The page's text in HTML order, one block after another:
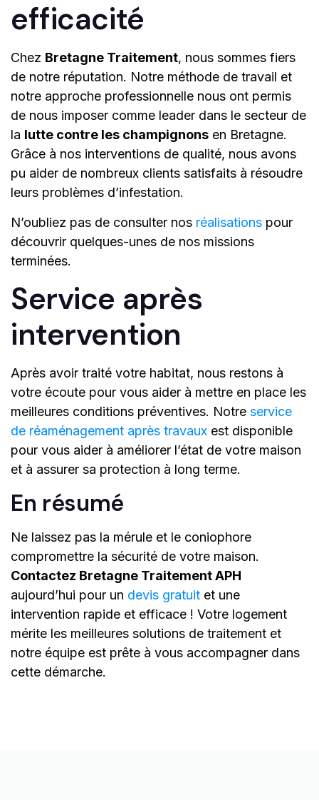
efficacité
Chez Bretagne Traitement, nous sommes fiers
de notre réputation. Notre méthode de travail et
notre approche professionnelle nous ont permis
de nous imposer comme leader dans le secteur de
la lutte contre les champignons en Bretagne.
Grâce à nos interventions de qualité, nous avons
pu aider de nombreux clients satisfaits à résoudre
leurs problèmes d’infestation.
N’oubliez pas de consulter nos réalisations pour
découvrir quelques-unes de nos missions
terminées.
Service après
intervention
Après avoir traité votre habitat, nous restons à
votre écoute pour vous aider à mettre en place les
meilleures conditions préventives. Notre service
de réaménagement après travaux est disponible
pour vous aider à améliorer l’état de votre maison
et à assurer sa protection à long terme.
En résumé
Ne laissez pas la mérule et le coniophore
compromettre la sécurité de votre maison.
Contactez Bretagne Traitement APH
aujourd’hui pour un devis gratuit et une
intervention rapide et efficace ! Votre logement
mérite les meilleures solutions de traitement et
notre équipe est prête à vous accompagner dans
cette démarche.